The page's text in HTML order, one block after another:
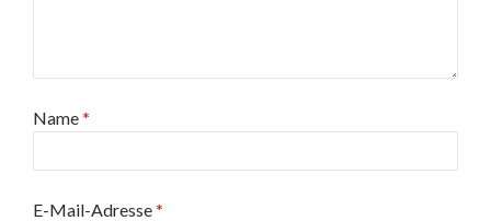
Name*
E-Mail-Adresse*